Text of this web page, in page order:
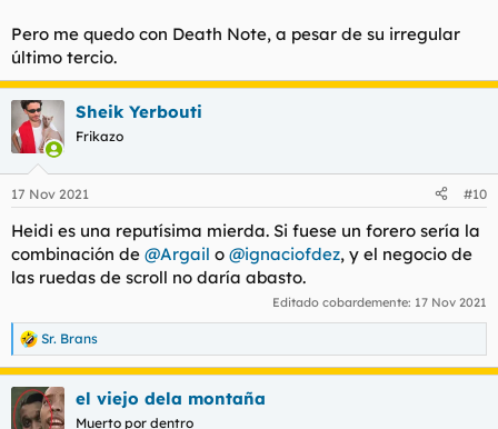
Pero me quedo con Death Note, a pesar de su irregular
último tercio.
Sheik Yerbouti
Frikazo
17 Nov 2021 #10
Heidi es una reputísima mierda. Si fuese un forero sería la
combinación de @Argail o @ignaciofdez, y el negocio de
las ruedas de scroll no daría abasto.
Editado cobardemente: 17 Nov 2021
R
e
a
c
c
Sr. Brans
el viejo dela montaña
Muerto por dentro